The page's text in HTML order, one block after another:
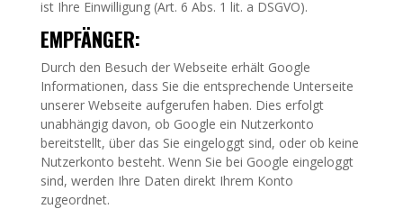
ist Ihre Einwilligung (Art. 6 Abs. 1 lit. a DSGVO).
EMPFÄNGER:
Durch den Besuch der Webseite erhält Google
Informationen, dass Sie die entsprechende Unterseite
unserer Webseite aufgerufen haben. Dies erfolgt
unabhängig davon, ob Google ein Nutzerkonto
bereitstellt, über das Sie eingeloggt sind, oder ob keine
Nutzerkonto besteht. Wenn Sie bei Google eingeloggt
sind, werden Ihre Daten direkt Ihrem Konto
zugeordnet.